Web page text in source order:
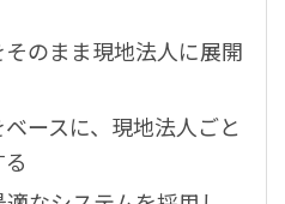
のまま現地法人に展開
ースに、現地法人ごと